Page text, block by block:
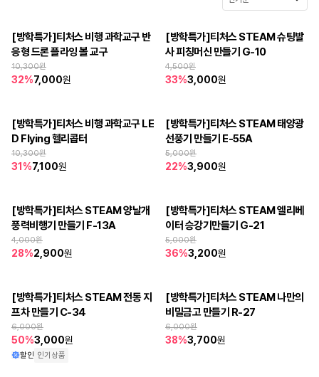
[방학특가]티처스 비행 과학교구 반
응형 드론 플라잉 볼 교구
10,300원
32%7,000원
[방학특가]티처스 STEAM 슈팅발
사 피칭머신 만들기 G-10
4,500원
33%3,000원
[방학특가]티처스 비행 과학교구 LE
D Flying 헬리콥터
10,300원
31 %7,100원
[방학특가]티처스 STEAM 태양광
선풍기 만들기 E-55A
5,000원
22%3,900원
[방학특가]티처스 STEAM 양날개
풍력비행기 만들기 F-13A
4,000원
28%2,900원
[방학특가]티처스 STEAM 엘리베
이터 승강기만들기 G-21
5,000원
36%3,200원
[방학특가]티처스 STEAM 전동 지
프차 만들기 C-34
6,000원
50%3,000원
할인 인기상품
[방학특가]티처스 STEAM 나만의
비밀금고 만들기 R-27
6,000원
38%3,700원